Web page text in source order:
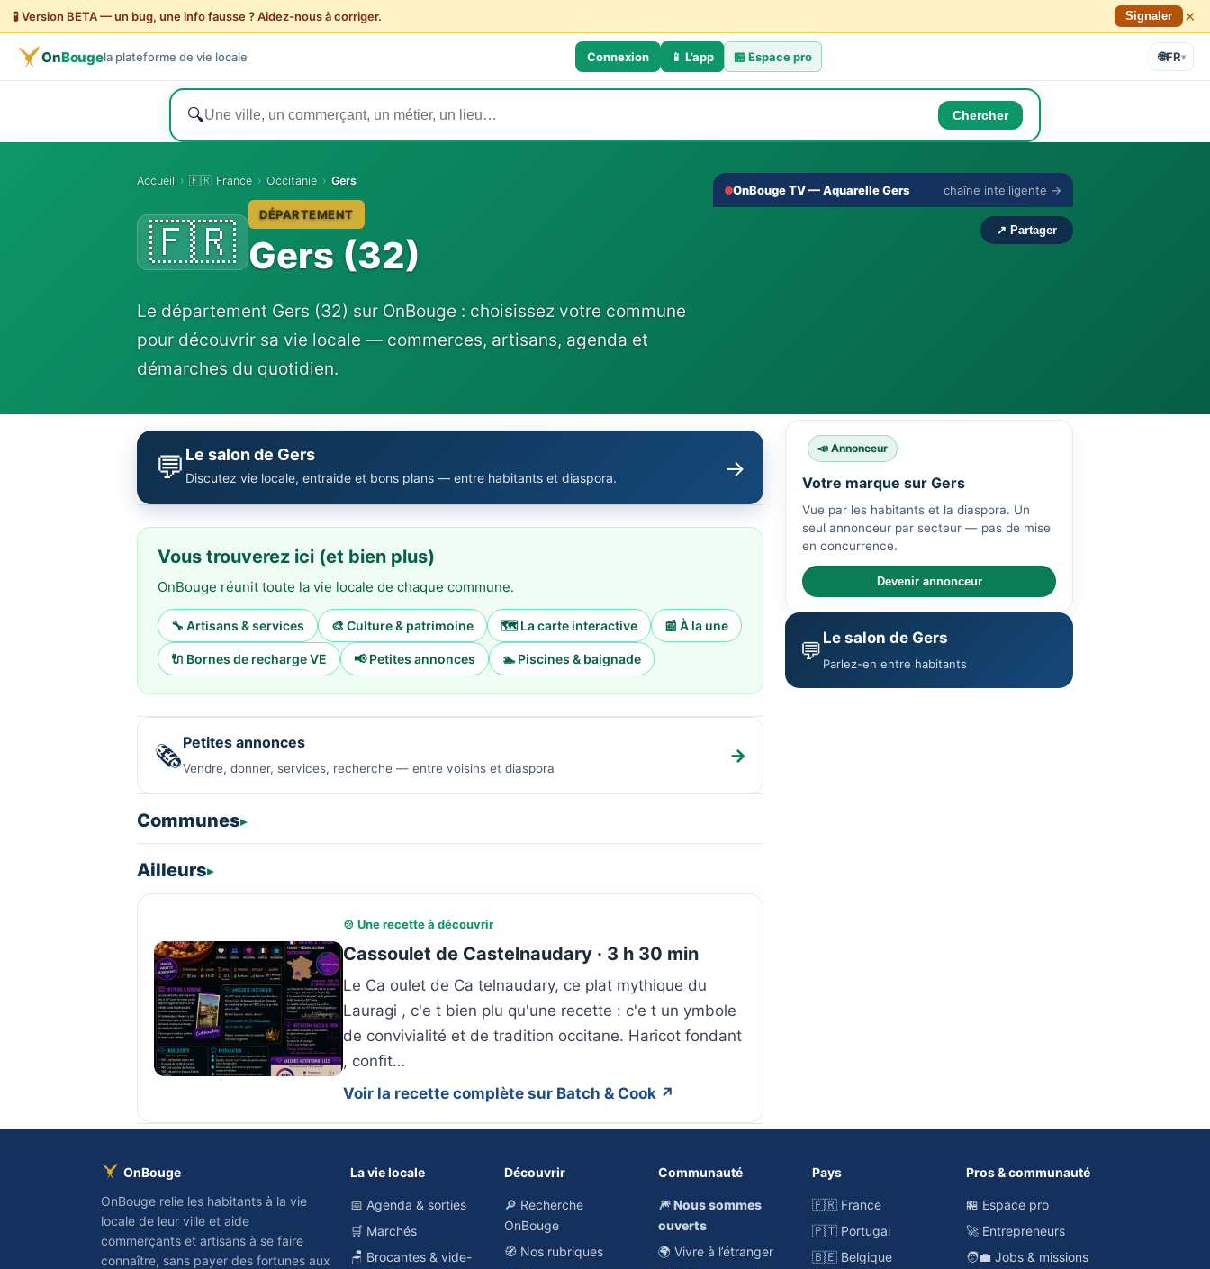
🧪 Version BETA — un bug, une info fausse ? Aidez-nous à corriger. Signaler ×
OnBougela plateforme de vie locale Connexion 📱 L’app 🏪Espace pro 🌐FR▾
🔍 Chercher
Accueil › 🇫🇷 France › Occitanie › Gers
🇫🇷
DÉPARTEMENT
Gers (32)
Le département Gers (32) sur OnBouge : choisissez votre commune
pour découvrir sa vie locale — commerces, artisans, agenda et
démarches du quotidien.
OnBouge TV — Aquarelle Gers chaîne intelligente →
🔇
⛶
‹
›
↗ Partager
💬 Le salon de Gers
Discutez vie locale, entraide et bons plans — entre habitants et diaspora. →
Vous trouverez ici (et bien plus)
OnBouge réunit toute la vie locale de chaque commune.
🔧 Artisans & services 🎨 Culture & patrimoine 🗺️ La carte interactive 📰 À la une
🔌 Bornes de recharge VE 📢 Petites annonces 🏊 Piscines & baignade
🗞️Petites annonces
Vendre, donner, services, recherche — entre voisins et diaspora
→
Communes
Ailleurs
🍲 Une recette à découvrir
Cassoulet de Castelnaudary · 3 h 30 min
Le Ca oulet de Ca telnaudary, ce plat mythique du
Lauragi , c'e t bien plu qu'une recette : c'e t un ymbole
de convivialité et de tradition occitane. Haricot fondant
, confit…
Voir la recette complète sur Batch & Cook ↗
📣 Annonceur
Votre marque sur Gers
Vue par les habitants et la diaspora. Un
seul annonceur par secteur — pas de mise
en concurrence.
Devenir annonceur
💬 Le salon de Gers
Parlez-en entre habitants
OnBouge
OnBouge relie les habitants à la vie
locale de leur ville et aide
commerçants et artisans à se faire
connaître, sans payer des fortunes aux
La vie locale
📅 Agenda & sorties
🛒 Marchés
🪑 Brocantes & vide-
Découvrir
🔎 Recherche
OnBouge
🧭 Nos rubriques
Communauté
🎆 Nous sommes
ouverts
🌍 Vivre à l’étranger
Pays
🇫🇷 France
🇵🇹 Portugal
🇧🇪 Belgique
Pros & communauté
🏪 Espace pro
🚀 Entrepreneurs
🧑‍💼 Jobs & missions